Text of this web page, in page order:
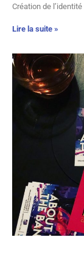
Création de
Lire la suite »